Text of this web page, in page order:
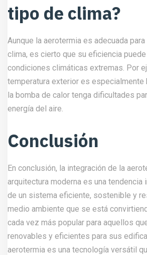
tipo de clima?
Aunque la aerotermia es adecuada
clima, es cierto que su eficiencia
condiciones climáticas extremas. Por
temperatura exterior es especialmente
la bomba de calor tenga dificultades
energía del aire.
Conclusión
En conclusión, la integración de la
arquitectura moderna es una tendencia
de un sistema eficiente, sostenible y
medio ambiente que se está
cada vez más popular para aquellos
renovables y eficientes para sus
aerotermia es una tecnología versátil